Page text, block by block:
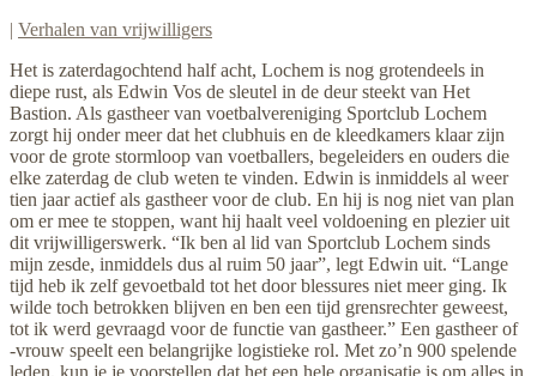
| Verhalen van vrijwilligers
Het is zaterdagochtend half acht, Lochem is nog grotendeels in
diepe rust, als Edwin Vos de sleutel in de deur steekt van Het
Bastion. Als gastheer van voetbalvereniging Sportclub Lochem
zorgt hij onder meer dat het clubhuis en de kleedkamers klaar zijn
voor de grote stormloop van voetballers, begeleiders en ouders die
elke zaterdag de club weten te vinden. Edwin is inmiddels al weer
tien jaar actief als gastheer voor de club. En hij is nog niet van plan
om er mee te stoppen, want hij haalt veel voldoening en plezier uit
dit vrijwilligerswerk. “Ik ben al lid van Sportclub Lochem sinds
mijn zesde, inmiddels dus al ruim 50 jaar”, legt Edwin uit. “Lange
tijd heb ik zelf gevoetbald tot het door blessures niet meer ging. Ik
wilde toch betrokken blijven en ben een tijd grensrechter geweest,
tot ik werd gevraagd voor de functie van gastheer.” Een gastheer of
-vrouw speelt een belangrijke logistieke rol. Met zo’n 900 spelende
leden, kun je je voorstellen dat het een hele organisatie is om alles in